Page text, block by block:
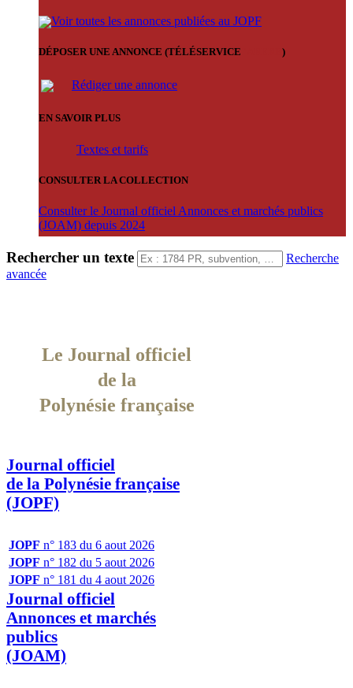
Voir toutes les annonces publiées au JOPF
DÉPOSER UNE ANNONCE (TÉLÉSERVICE )
Rédiger une annonce
EN SAVOIR PLUS
Textes et tarifs
CONSULTER LA COLLECTION
Consulter le Journal officiel Annonces et marchés publics
(JOAM) depuis 2024
Rechercher un texte
Recherche
avancée
Le Journal officiel
de la
Polynésie française
Journal officiel
de la Polynésie française
(JOPF)
JOPF n° 183 du 6 aout 2026
JOPF n° 182 du 5 aout 2026
JOPF n° 181 du 4 aout 2026
Journal officiel
Annonces et marchés
publics
(JOAM)